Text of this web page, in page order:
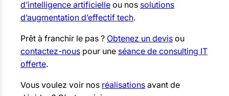
d’intelligence artificielle ou nos solutions
d’augmentation d’effectif tech.
Prêt à franchir le pas ? Obtenez un devis ou
contactez-nous pour une séance de consulting IT
offerte.
Vous voulez voir nos réalisations avant de